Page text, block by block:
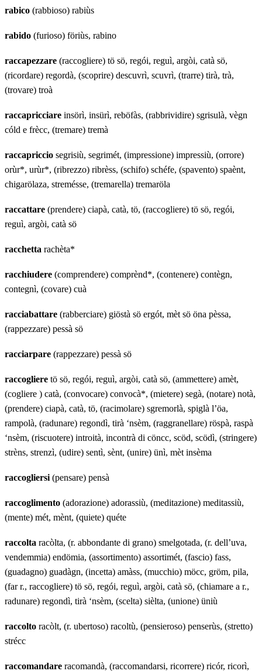
rabico (rabbioso) rabiùs
rabido (furioso) föriùs, rabino
raccapezzare (raccogliere) tö sö, regói, reguì, argòi, catà sö,
(ricordare) regordà, (scoprire) descuvrì, scuvrì, (trarre) tirà, trà,
(trovare) troà
raccapricciare insörì, insürì, reböfàs, (rabbrividire) sgrisulà, vègn
cóld e frècc, (tremare) tremà
raccapriccio segrisiù, segrimét, (impressione) impressiù, (orrore)
orùr*, urùr*, (ribrezzo) ribrèss, (schifo) schéfe, (spavento) spaènt,
chigarölaza, stremésse, (tremarella) tremaröla
raccattare (prendere) ciapà, catà, tö, (raccogliere) tö sö, regói,
reguì, argòi, catà sö
racchetta rachèta*
racchiudere (comprendere) comprènd*, (contenere) contègn,
contegnì, (covare) cuà
racciabattare (rabberciare) giöstà sö ergót, mèt sö öna pèssa,
(rappezzare) pessà sö
racciarpare (rappezzare) pessà sö
raccogliere tö sö, regói, reguì, argòi, catà sö, (ammettere) amèt,
(cogliere ) catà, (convocare) convocà*, (mietere) segà, (notare) notà,
(prendere) ciapà, catà, tö, (racimolare) sgremorlà, spiglà l’öa,
rampolà, (radunare) regondì, tirà ‘nsèm, (raggranellare) röspà, raspà
‘nsèm, (riscuotere) introità, incontrà di cöncc, scöd, scödì, (stringere)
strèns, strenzì, (udire) sentì, sènt, (unire) ünì, mèt insèma
raccogliersi (pensare) pensà
raccoglimento (adorazione) adorassiù, (meditazione) meditassiù,
(mente) mét, mènt, (quiete) quéte
raccolta racòlta, (r. abbondante di grano) smelgotada, (r. dell’uva,
vendemmia) endömia, (assortimento) assortimét, (fascio) fass,
(guadagno) guadàgn, (incetta) amàss, (mucchio) möcc, gröm, pila,
(far r., raccogliere) tö sö, regói, reguì, argòi, catà sö, (chiamare a r.,
radunare) regondì, tirà ‘nsèm, (scelta) sièlta, (unione) üniù
raccolto racòlt, (r. ubertoso) racoltù, (pensieroso) penserùs, (stretto)
strécc
raccomandare racomandà, (raccomandarsi, ricorrere) ricór, ricorì,